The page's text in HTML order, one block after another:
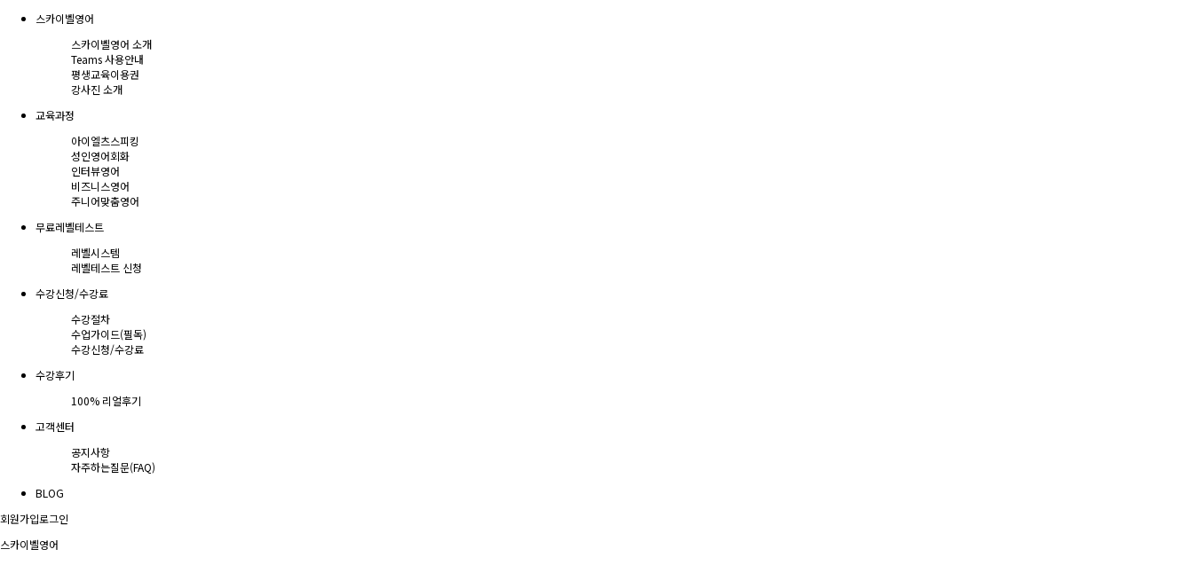
스카이벨영어
스카이벨영어 소개
Teams 사용안내
평생교육이용권
강사진 소개
교육과정
아이엘츠스피킹
성인영어회화
인터뷰영어
비즈니스영어
주니어맞춤영어
무료레벨테스트
레벨시스템
레벨테스트 신청
수강신청/수강료
수강절차
수업가이드(필독)
수강신청/수강료
수강후기
100% 리얼후기
고객센터
공지사항
자주하는질문(FAQ)
BLOG
회원가입로그인
스카이벨영어